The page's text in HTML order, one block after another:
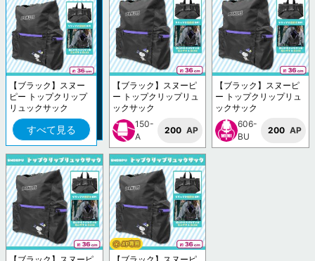
【ブラック】スヌー
ピー トップクリップ
リュックサック
すべて見る
【ブラック】スヌーピ
ー トップクリップリュ
ックサック
150-
A
200 AP
【ブラック】スヌーピ
ー トップクリップリュ
ックサック
606-
BU
200 AP